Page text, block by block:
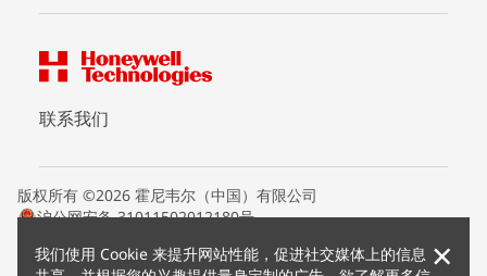
我们使用 Cookie 来提升网站性能，促进社交媒体上的信息 ×
联系我们
版权所有 ©2026 霍尼韦尔（中国）有限公司
沪公网安备 31011502012180号
条款条约